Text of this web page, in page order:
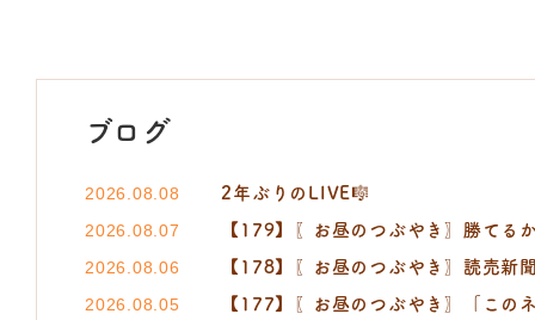
ブログ
2026.08.08 2年ぶりのLIVE🎼
2026.08.07 【179】〖お昼のつぶやき〗勝て
2026.08.06 【178】〖お昼のつぶやき〗読売新聞 小
2026.08.05 【177】〖お昼のつぶやき〗「この